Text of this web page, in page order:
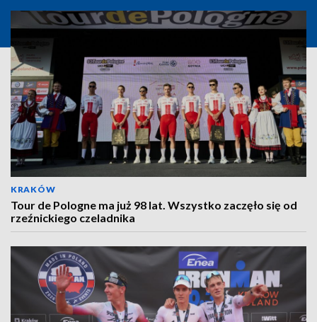
KRAKÓW
Tour de Pologne ma już 98 lat. Wszystko zaczęło się od
rzeźnickiego czeladnika